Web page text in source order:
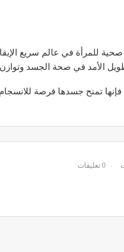
للمرأة في عالم سريع
الأمد في صحة الجسد
فإنها تمنح جسدها فرصة
0 تعليقات
توفير معدات
وجد متطورة